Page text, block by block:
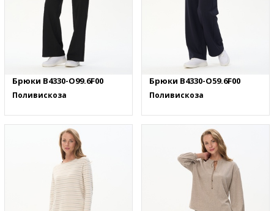
Брюки B4330-O99.6F00
Поливискоза
Брюки B4330-O59.6F00
Поливискоза